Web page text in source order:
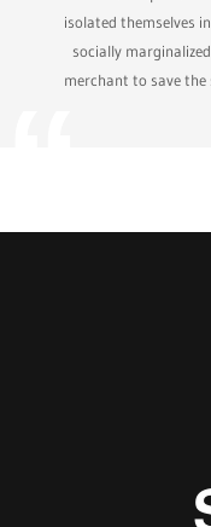
isolated themselves
socially
merchant to save the